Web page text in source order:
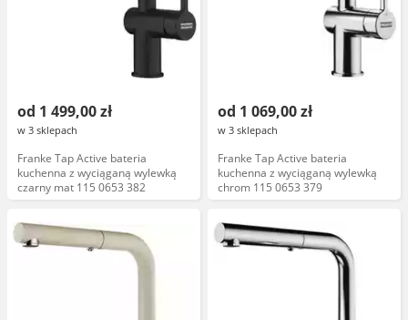
od 1 499,00 zł
w 3 sklepach
Franke Tap Active bateria
kuchenna z wyciąganą wylewką
czarny mat 115 0653 382
od 1 069,00 zł
w 3 sklepach
Franke Tap Active bateria
kuchenna z wyciąganą wylewką
chrom 115 0653 379